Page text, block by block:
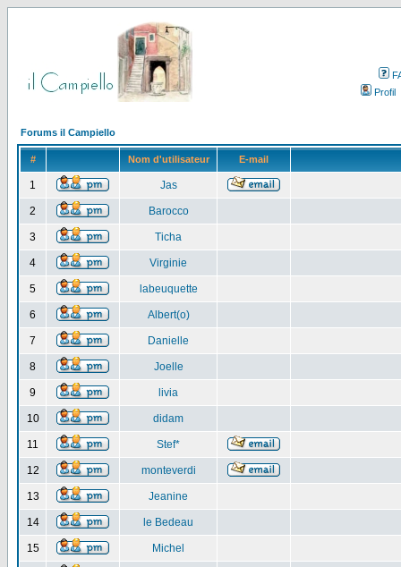
Profil
Forums il Campiello
# Nom d'utilisateur E-mail
1 Jas
2 Barocco
3 Ticha
4 Virginie
5 labeuquette
6 Albert(o)
7 Danielle
8 Joelle
9 livia
10 didam
11 Stef*
12 monteverdi
13 Jeanine
14 le Bedeau
15 Michel